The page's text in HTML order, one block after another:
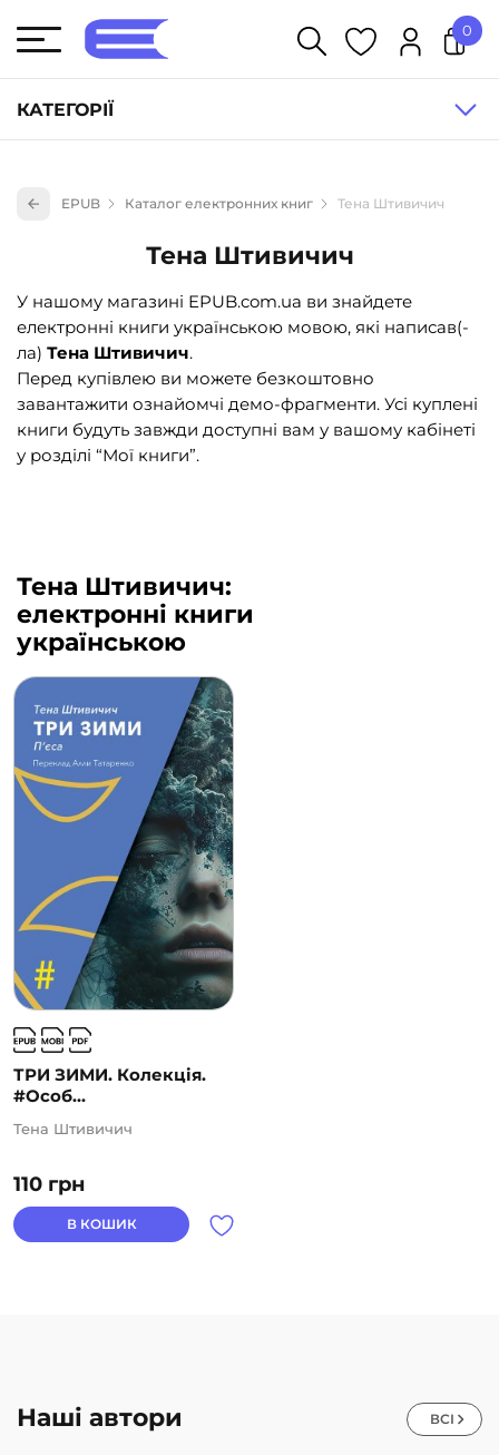
КАТЕГОРІЇ
Книги для дітей (836)
Книги для підлітків (240)
Науково-популярна література (1015)
Навчальна література та посібники (527)
Енциклопедії, довідники, словники (55)
Подарункові сертифікати (1)
0
EPUB Каталог електронних книг Тена Штивичич
Тена Штивичич
У нашому магазині EPUB.com.ua ви знайдете
електронні книги українською мовою, які написав(-
ла) Тена Штивичич.
Перед купівлею ви можете безкоштовно
завантажити ознайомчі демо-фрагменти. Усі куплені
книги будуть завжди доступні вам у вашому кабінеті
у розділі “Мої книги”.
Тена Штивичич:
електронні книги
українською
ТРИ ЗИМИ. Колекція.
#Особ...
110 грн
Тена Штивичич
В КОШИК
Наші автори ВСІ